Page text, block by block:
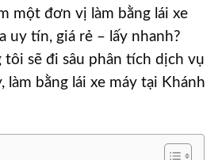
một đơn vị làm bằng lái xe
uy tín, giá rẻ – lấy nhanh?
tôi sẽ đi sâu phân tích dịch vụ
làm bằng lái xe máy tại Khánh